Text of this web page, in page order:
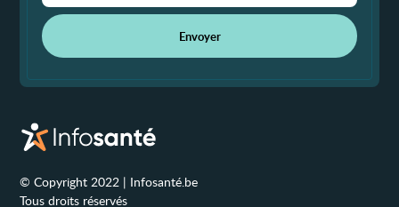
Envoyer
© Copyright 2022 | Infosanté.be
Tous droits réservés